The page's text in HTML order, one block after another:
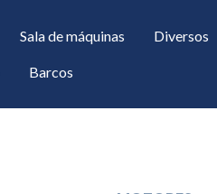
Sala de máquinas Diversos
Barcos